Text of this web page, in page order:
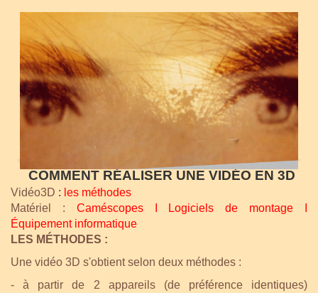
COMMENT RÉALISER UNE VIDÉO EN 3D
Vidéo3D : es méthodes
Matériel :
CaméscopesI Logiciels de montage
Équipement informatique
LES MÉTHODES :
Une vidéo 3D s'obtient selon deux méthodes :
- à partir de 2 appareils (de préférence identiques)